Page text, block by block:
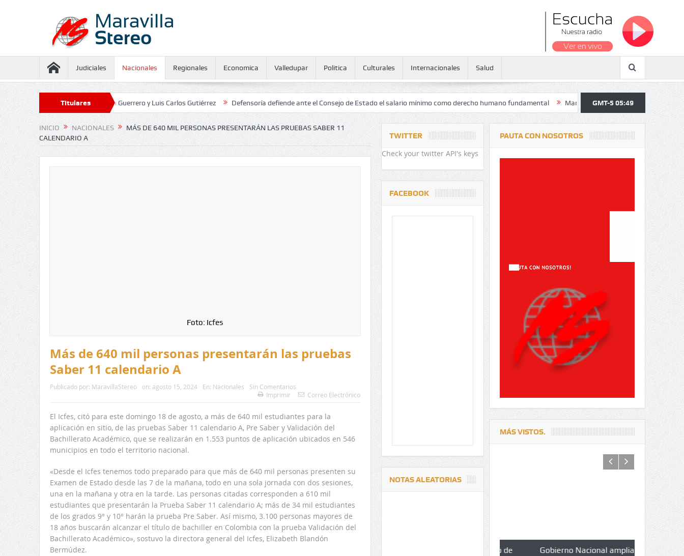
Judiciales Nacionales Regionales Economica Valledupar Politica Culturales Internacionales Salud
Titulares
contra Juliana Guerrero y Luis Carlos Gutiérrez Defensoría defiende ante el Consejo de Estado el salario mínimo como derecho humano fundamental Maratón atendió a más de 38.000 jóvenes y
GMT-5 05:49
INICIO NACIONALES
MÁS DE 640 MIL PERSONAS PRESENTARÁN LAS PRUEBAS SABER 11
CALENDARIO A
Foto: Icfes
Más de 640 mil personas presentarán las pruebas
Saber 11 calendario A
Publicado por: MaravillaStereo on: agosto 15, 2024 En: Nacionales
Sin Comentarios
Imprimir
Correo Electrónico
El Icfes, citó para este domingo 18 de agosto, a más de 640 mil estudiantes para la
aplicación en sitio, de las pruebas Saber 11 calendario A, Pre Saber y Validación del
Bachillerato Académico, que se realizarán en 1.553 puntos de aplicación ubicados en 546
municipios en todo el territorio nacional.
«Desde el Icfes tenemos todo preparado para que más de 640 mil personas presenten su
Examen de Estado desde las 7 de la mañana, todo en una sola jornada con dos sesiones,
una en la mañana y otra en la tarde. Las personas citadas corresponden a 610 mil
estudiantes que presentarán la Prueba Saber 11 calendario A; más de 34 mil estudiantes
de los grados 9° y 10° harán la prueba Pre Saber. Así mismo, 3.100 personas mayores de
18 años buscarán alcanzar el título de bachiller en Colombia con la prueba Validación del
Bachillerato Académico», sostuvo la directora general del Icfes, Elizabeth Blandón
Bermúdez.
TWITTER
Check your twitter API's keys
FACEBOOK
NOTAS ALEATORIAS
PAUTA CON NOSOTROS
MÁS VISTOS.
El 17 de enero vence plazo de
Gobierno Nacional amplia
Qué es un